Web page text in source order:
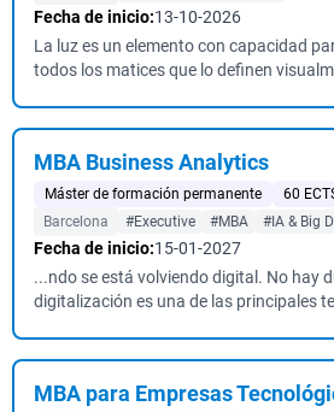
Fecha de inicio:13-10-2026
La luz es un elemento con capacidad
todos los matices que lo definen
MBA Business Analytics
Máster de formación permanente 60
Barcelona
#Executive #MBA #IA & Big
Fecha de inicio:15-01-2027
...ndo se está volviendo digital. No hay
digitalización es una de las principales
MBA para Empresas